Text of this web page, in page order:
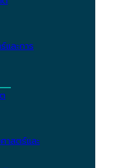
ละการ
สตร์และ